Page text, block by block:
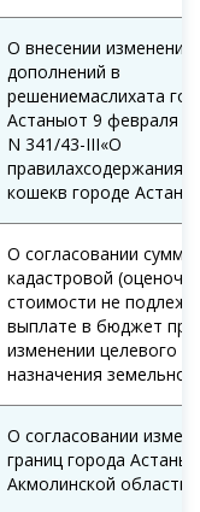
О внесении изменений
дополнений в
решениемаслихата
Астаныот 9 февраля
N 341/43-III«О
правилахсодержания
кошекв городе Астане»
О согласовании суммы
кадастровой
стоимости не
выплате в бюджет при
изменении целевого
назначения
О согласовании
границ города Астаны
Акмолинской области